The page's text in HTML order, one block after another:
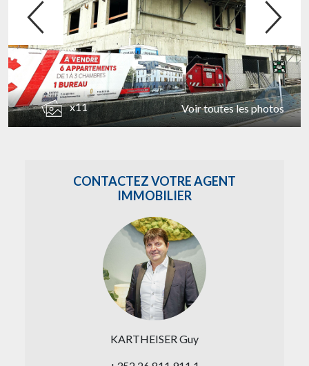
x11 Voir toutes les photos
CONTACTEZ VOTRE AGENT
IMMOBILIER
KARTHEISER Guy